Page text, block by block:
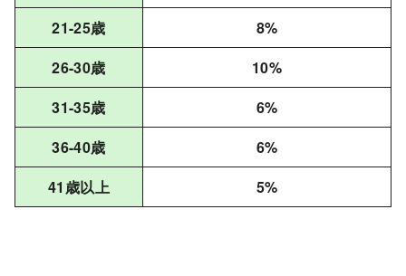
21-25歳
8%
26-30歳
10%
31-35歳
6%
36-40歳
6%
41歳以上
5%